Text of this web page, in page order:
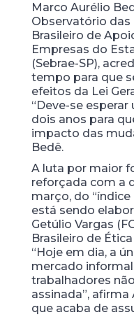
Marco Aurélio
Observatório das
Brasileiro de
Empresas do
(Sebrae-SP),
tempo para que
efeitos da Lei
“Deve-se
dois anos para
impacto das
Bedê.
A luta por maior
reforçada com a
março, do
está sendo
Getúlio Vargas
Brasileiro de
“Hoje em dia, a
mercado
trabalhadores
assinada”,
que acaba de